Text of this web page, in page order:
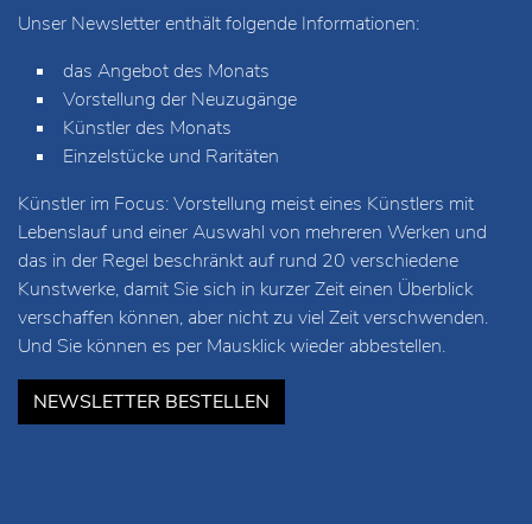
Unser Newsletter enthält folgende Informationen:
das Angebot des Monats
Vorstellung der Neuzugänge
Künstler des Monats
Einzelstücke und Raritäten
Künstler im Focus: Vorstellung meist eines Künstlers mit
Lebenslauf und einer Auswahl von mehreren Werken und
das in der Regel beschränkt auf rund 20 verschiedene
Kunstwerke, damit Sie sich in kurzer Zeit einen Überblick
verschaffen können, aber nicht zu viel Zeit verschwenden.
Und Sie können es per Mausklick wieder abbestellen.
NEWSLETTER BESTELLEN